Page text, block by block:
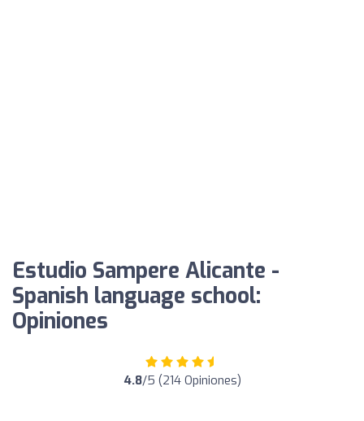
Estudio Sampere Alicante -
Spanish language school:
Opiniones
4.8/5 (214 Opiniones)